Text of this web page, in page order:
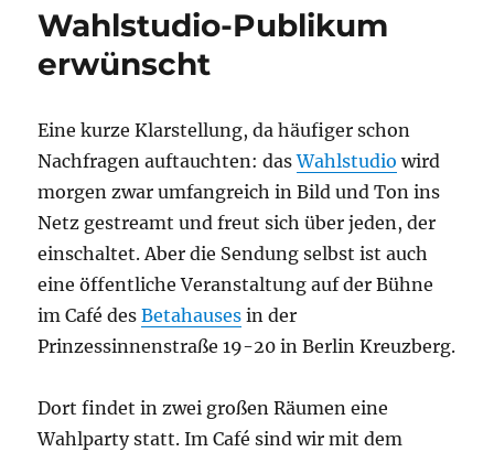
Wahlstudio-Publikum
erwünscht
Eine kurze Klarstellung, da häufiger schon
Nachfragen auftauchten: dasWahlstudio wird
morgen zwar umfangreich in Bild und Ton ins
Netz gestreamt und freut sich über jeden, der
einschaltet. Aber die Sendung selbst ist auch
eine öffentliche Veranstaltung auf der Bühne
im Café desBetahauses in der
Prinzessinnenstraße 19-20 in Berlin Kreuzberg.
Dort findet in zwei großen Räumen eine
Wahlparty statt. Im Café sind wir mit dem